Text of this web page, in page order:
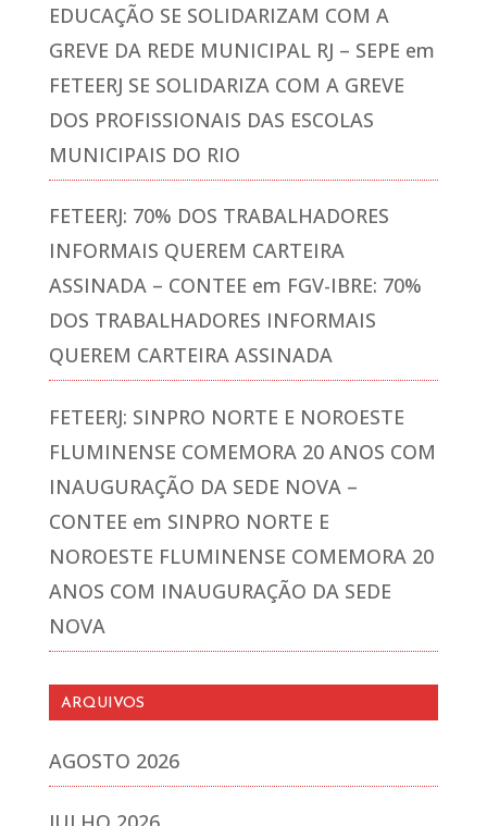
EDUCAÇÃO SE SOLIDARIZAM COM A
GREVE DA REDE MUNICIPAL RJ – SEPE em
FETEERJ SE SOLIDARIZA COM A GREVE
DOS PROFISSIONAIS DAS ESCOLAS
MUNICIPAIS DO RIO
FETEERJ: 70% DOS TRABALHADORES
INFORMAIS QUEREM CARTEIRA
ASSINADA – CONTEE em FGV-IBRE: 70%
DOS TRABALHADORES INFORMAIS
QUEREM CARTEIRA ASSINADA
FETEERJ: SINPRO NORTE E NOROESTE
FLUMINENSE COMEMORA 20 ANOS COM
INAUGURAÇÃO DA SEDE NOVA –
CONTEE em SINPRO NORTE E
NOROESTE FLUMINENSE COMEMORA 20
ANOS COM INAUGURAÇÃO DA SEDE
NOVA
ARQUIVOS
AGOSTO 2026